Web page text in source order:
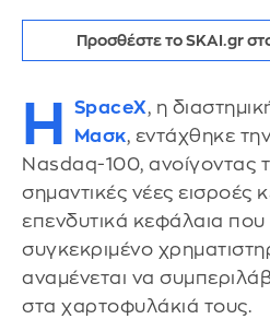
Προσθέστε το SKAI.gr
Η SpaceX, η
Μασκ, εντάχθηκε
Nasdaq-100, ανοίγοντας
σημαντικές νέες εισροές
επενδυτικά κεφάλαια
συγκεκριμένο
αναμένεται να
στα χαρτοφυλάκιά τους.